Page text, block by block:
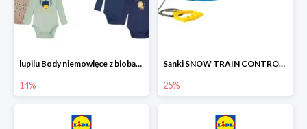
lupilu Body niemowlęce z biobawełny
14%
Sanki SNOW TRAIN CONTROL -25%
25%